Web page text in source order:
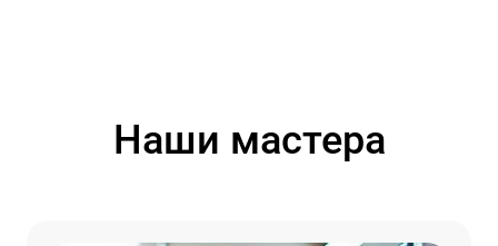
Наши мастера